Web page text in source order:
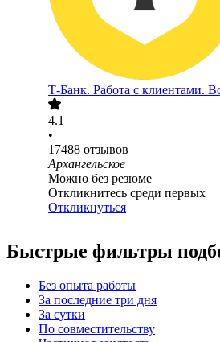
Т-Банк. Работа с клиентами.
4.1
•
17488 отзывов
Архангельское
Можно без резюме
Откликнитесь среди первых
Откликнуться
Быстрые фильтры
Без опыта работы
За последние три дня
За сутки
По совместительству